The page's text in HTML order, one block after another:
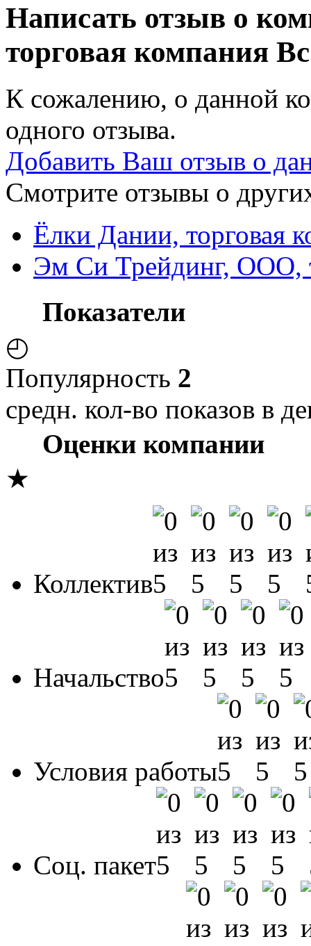
Написать отзыв о
торговая компания
К сожалению, о данной
одного отзыва.
Добавить Ваш отзыв о
Смотрите отзывы о
Ёлки Дании, торговая
Эм Си Трейдинг, ООО,
Показатели
◴
Популярность 2
средн. кол-во показов в
Оценки компании
★
Коллектив
Начальство
Условия работы
Соц. пакет